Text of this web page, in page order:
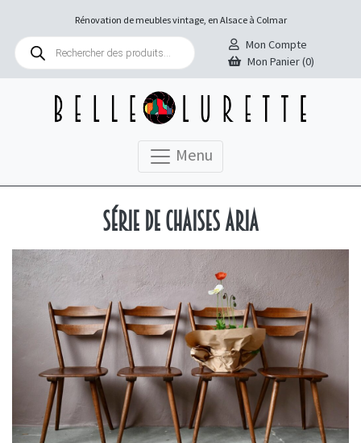
Rénovation de meubles vintage, en Alsace à Colmar
Recherche
produits
Mon Compte
Mon Panier (0)
Menu
Série de chaises Aria